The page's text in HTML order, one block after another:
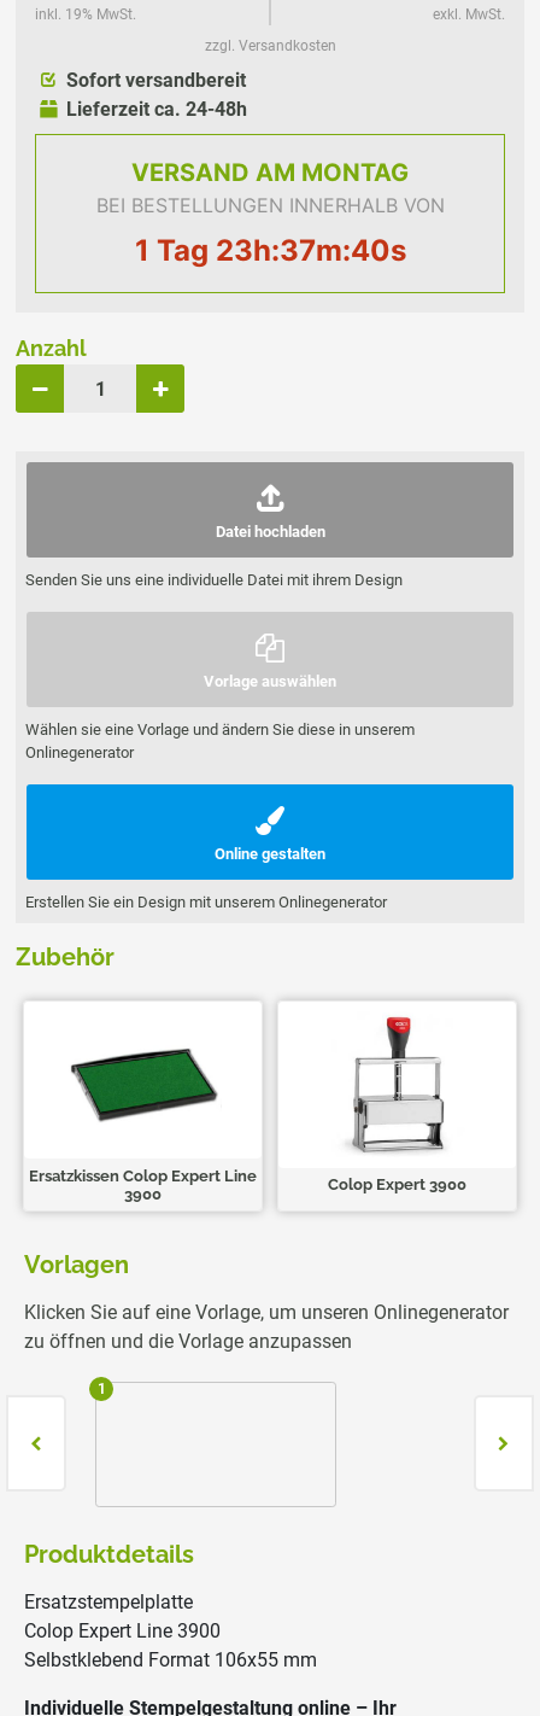
inkl. 19% MwSt.
exkl. MwSt.
zzgl. Versandkosten
Sofort versandbereit
Lieferzeit ca. 24-48h
VERSAND AM MONTAG
BEI BESTELLUNGEN INNERHALB VON
1 Tag 23h:37m:40s
Anzahl
Datei hochladen
Senden Sie uns eine individuelle Datei mit ihrem Design
Vorlage auswählen
Wählen sie eine Vorlage und ändern Sie diese in unserem
Onlinegenerator
Online gestalten
Erstellen Sie ein Design mit unserem Onlinegenerator
Zubehör
Ersatzkissen Colop Expert Line
3900
Colop Expert 3900
Vorlagen
Klicken Sie auf eine Vorlage, um unseren Onlinegenerator
zu öffnen und die Vorlage anzupassen
1
Produktdetails
Ersatzstempelplatte
Colop Expert Line 3900
Selbstklebend Format 106x55 mm
Individuelle Stempelgestaltung online – Ihr